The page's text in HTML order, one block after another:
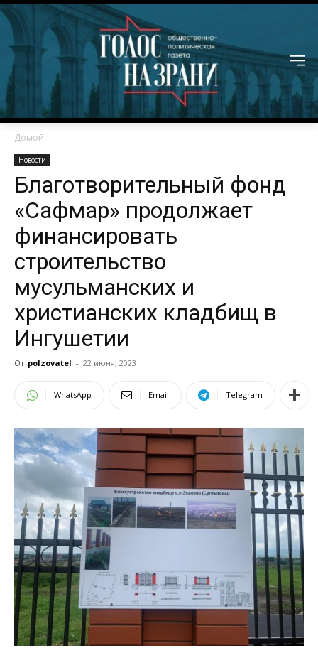
Домой
Новости
Благотворительный фонд
«Сафмар» продолжает
финансировать
строительство
мусульманских и
христианских кладбищ в
Ингушетии
От polzovatel - 22 июня, 2023
WhatsApp Email Telegram